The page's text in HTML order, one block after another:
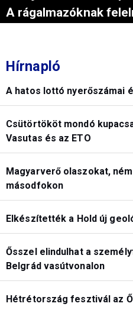
A rágalmazóknak
Hírnapló
A hatos lottó nyerőszámai
Csütörtököt mondó
Vasutas és az ETO
Magyarverő olaszokat,
másodfokon
Elkészítették a Hold új
Ősszel elindulhat a
Belgrád vasútvonalon
Hétrétország fesztivál az